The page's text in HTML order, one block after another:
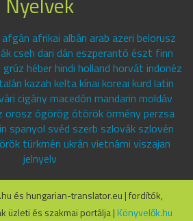
afrikai albán arab azeri belorusz
cseh dari dán eszperantó észt finn
héber hindi holland horvát indonéz
kazah kelta kínai koreai kurd latin
cigány macedón mandarin moldáv
orosz ógörög ótörök örmény perzsa
spanyol svéd szerb szlovák szlovén
türkmén ukrán vietnámi viszajan
jelnyelv
és hungarian-translator.eu | fordítók,
üzleti és szakmai portálja | Könyvelők.hu